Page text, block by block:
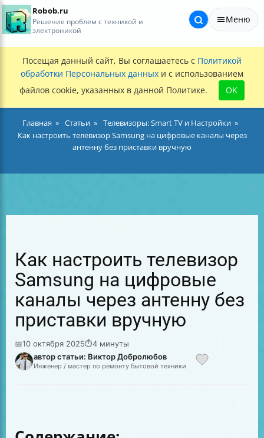
Robob.ru
Решение проблем с техникой и
электроникой
Меню
Посещая данный сайт, Вы соглашаетесь с Политикой
обработки Персональных данных и с использованием
файлов cookie, указанных в данной Политике.
OK
Главная Статьи
Телевизоры: Smart TV и Настройки
Как настроить телевизор Samsung на цифровые каналы через
антенну без приставки вручную
Как настроить телевизор
Samsung на цифровые
каналы через антенну без
приставки вручную
📅10 октября 2025⏱4 минуты
автор статьи: Виктор Добролюбов
Инженер / мастер по ремонту бытовой техники